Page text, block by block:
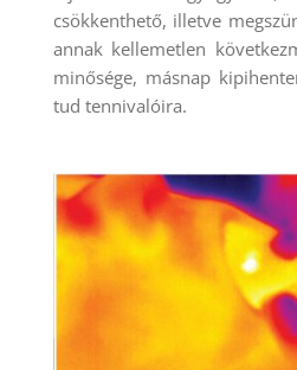
csökkenthető, illetve
annak kellemetlen
minősége, másnap
tud tennivalóira.